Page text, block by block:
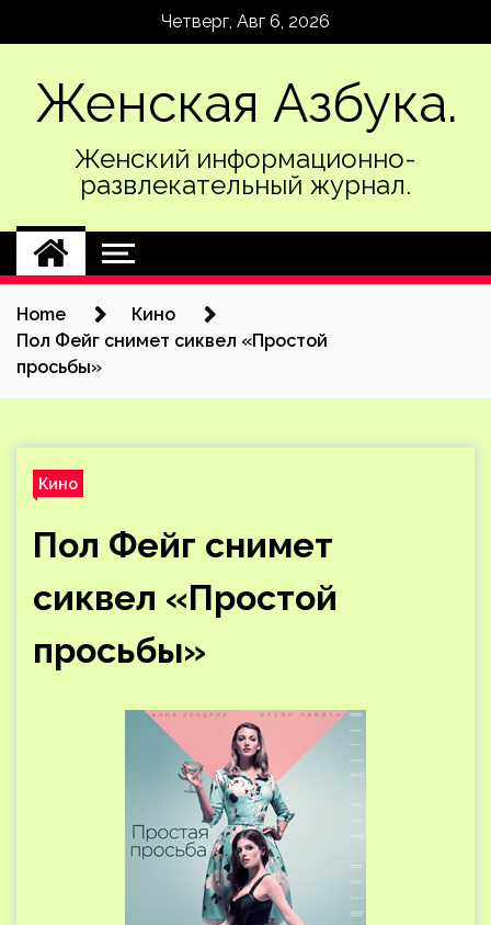
Четверг, Авг 6, 2026
Женская Азбука.
Женский информационно-
развлекательный журнал.
Home
Кино
Пол Фейг снимет сиквел «Простой
просьбы»
Кино
Пол Фейг снимет
сиквел «Простой
просьбы»